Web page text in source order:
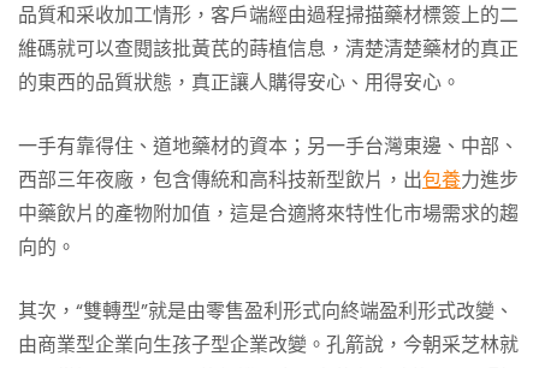
品質和采收加工情形，客戶端經由過程掃描藥材標簽上的二
維碼就可以查閱該批黃芪的蒔植信息，清楚清楚藥材的真正
的東西的品質狀態，真正讓人購得安心、用得安心。
一手有靠得住、道地藥材的資本；另一手台灣東邊、中部、
西部三年夜廠，包含傳統和高科技新型飲片，出包養力進步
中藥飲片的產物附加值，這是合適將來特性化市場需求的趨
向的。
其次，“雙轉型”就是由零售盈利形式向終端盈利形式改變、
由商業型企業向生孩子型企業改變。孔箭說，今朝采芝林就